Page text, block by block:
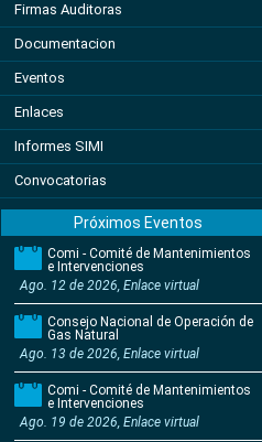
Firmas Auditoras
Documentacion
Eventos
Enlaces
Informes SIMI
Convocatorias
Próximos Eventos
Comi - Comité de Mantenimientos
e Intervenciones
Ago. 12 de 2026, Enlace virtual
Consejo Nacional de Operación de
Gas Natural
Ago. 13 de 2026, Enlace virtual
Comi - Comité de Mantenimientos
e Intervenciones
Ago. 19 de 2026, Enlace virtual